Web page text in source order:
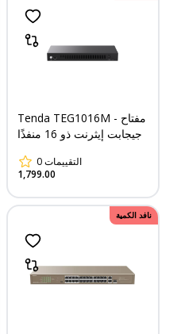
Tenda TEG1016M - مفتاح
جيجابت إيثرنت ذو 16 منفذًا
0التقييمات
1,799.00
نافد الكمية